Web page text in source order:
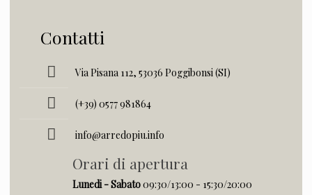
Contatti
Via Pisana 112, 53036 Poggibonsi (SI)
(+39) 0577 981864
info@arredopiu.info
Orari di apertura
Lunedi - Sabato09:30/13:00 - 15:30/20:00